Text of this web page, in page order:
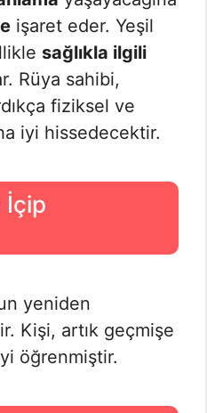
işaret eder. Yeşil
sağlıkla ilgili
Rüya sahibi,
fiziksel ve
iyi hissedecektir.
İçip
yeniden
Kişi, artık geçmişe
öğrenmiştir.